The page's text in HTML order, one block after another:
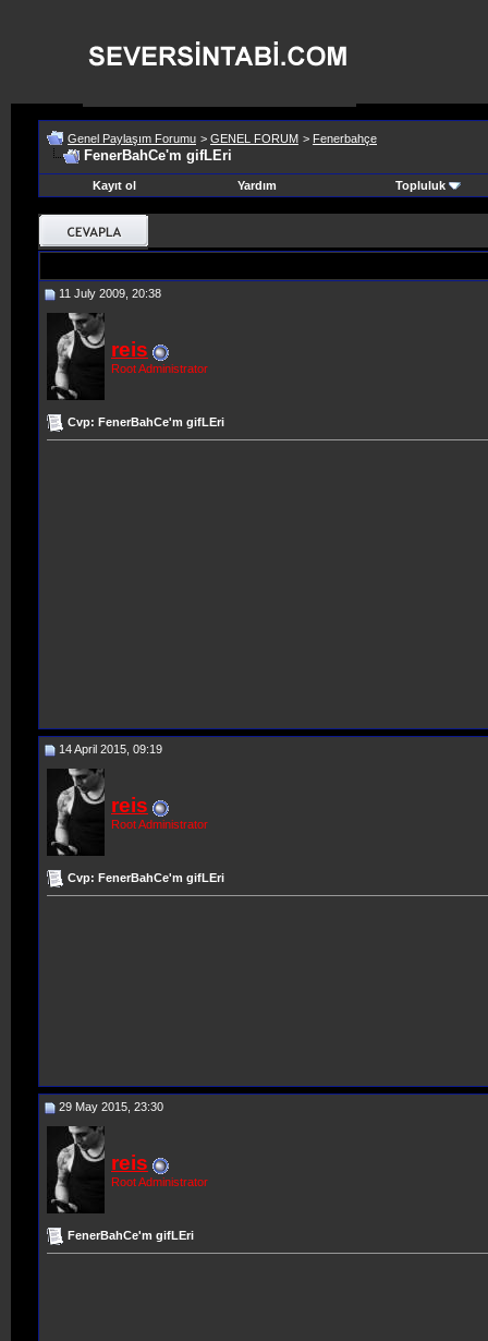
Genel Paylaşım Forumu > GENEL FORUM > Fenerbahçe
FenerBahCe'm gifLEri
Kayıt ol Yardım Topluluk
11 July 2009, 20:38
reis
Root Administrator
Cvp: FenerBahCe'm gifLEri
14 April 2015, 09:19
reis
Root Administrator
Cvp: FenerBahCe'm gifLEri
29 May 2015, 23:30
reis
Root Administrator
FenerBahCe'm gifLEri